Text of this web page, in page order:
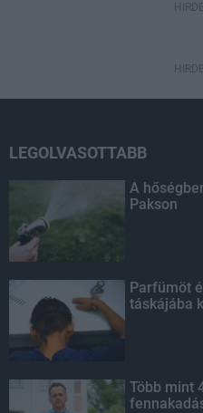
LEGOLVASOTTABB
A
Pakson
Parfümöt
táskájába
Több mint